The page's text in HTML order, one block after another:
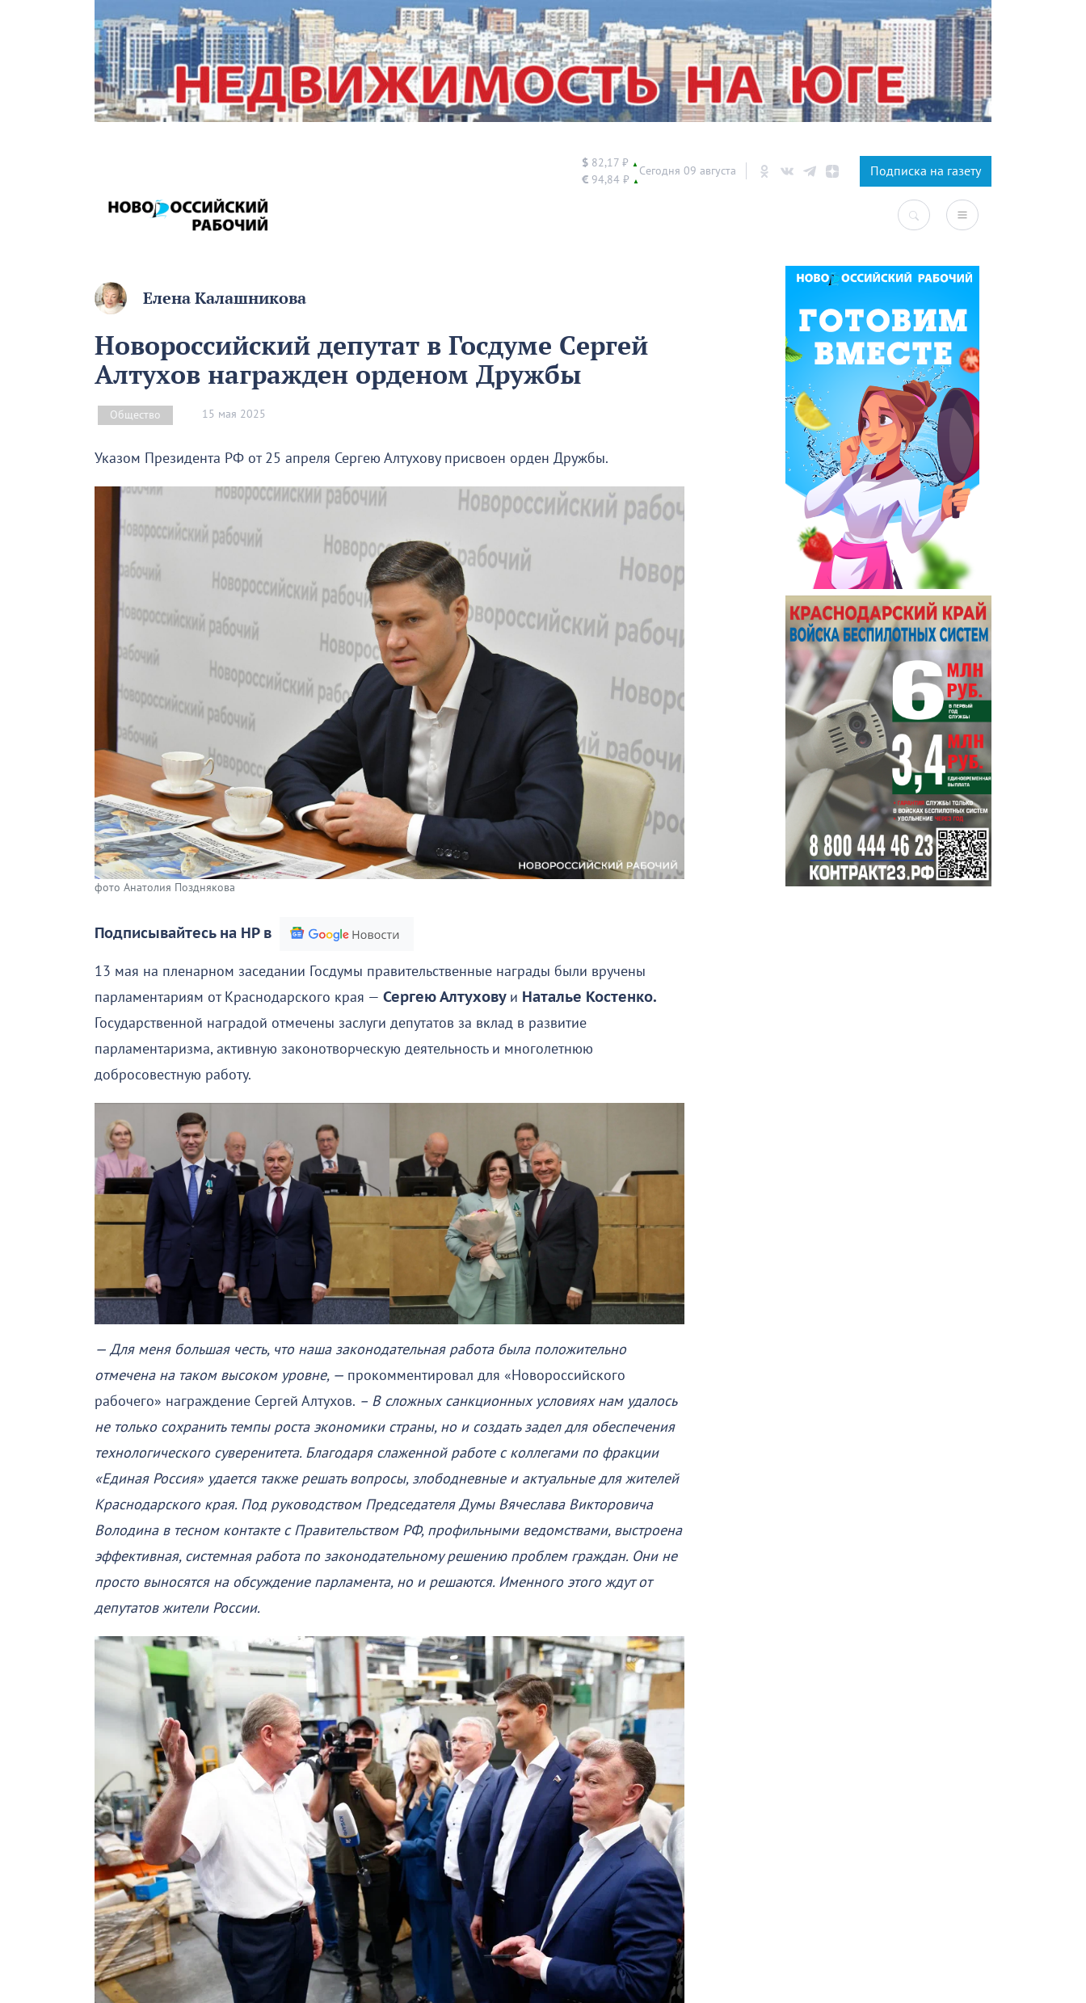
$ 82,17 ₽ ▲
€ 94,84 ₽ ▲
Сегодня 09 августа Подписка на газету
Елена Калашникова
Новороссийский депутат в Госдуме Сергей
Алтухов награжден орденом Дружбы
Общество 15 мая 2025
Указом Президента РФ от 25 апреля Сергею Алтухову присвоен орден Дружбы.
фото Анатолия Позднякова
Подписывайтесь на НР в
13 мая на пленарном заседании Госдумы правительственные награды были вручены
парламентариям от Краснодарского края — Сергею Алтухову и Наталье Костенко.
Государственной наградой отмечены заслуги депутатов за вклад в развитие
парламентаризма, активную законотворческую деятельность и многолетнюю
добросовестную работу.
— Для меня большая честь, что наша законодательная работа была положительно
отмечена на таком высоком уровне, — прокомментировал для «Новороссийского
рабочего» награждение Сергей Алтухов. – В сложных санкционных условиях нам удалось
не только сохранить темпы роста экономики страны, но и создать задел для обеспечения
технологического суверенитета. Благодаря слаженной работе с коллегами по фракции
«Единая Россия» удается также решать вопросы, злободневные и актуальные для жителей
Краснодарского края. Под руководством Председателя Думы Вячеслава Викторовича
Володина в тесном контакте с Правительством РФ, профильными ведомствами, выстроена
эффективная, системная работа по законодательному решению проблем граждан. Они не
просто выносятся на обсуждение парламента, но и решаются. Именного этого ждут от
депутатов жители России.